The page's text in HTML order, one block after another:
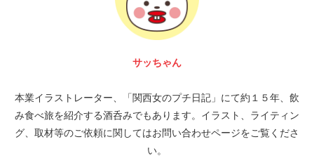
サッちゃん
本業イラストレーター、「関西女のプチ日記」にて約１５年、飲
み食べ旅を紹介する酒呑みでもあります。イラスト、ライティン
グ、取材等のご依頼に関してはお問い合わせページをご覧くださ
い。